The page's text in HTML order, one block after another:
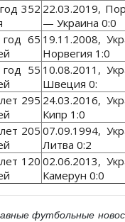
352 22.03.2019,
— Украина 0:0
65 19.11.2008,
Норвегия 1:0
55 10.08.2011,
Швеция 0:
295 24.03.2016,
Кипр 1:0
20507.09.1994,
Литва 0:2
12002.06.2013,
Камерун 0:0
футбольные